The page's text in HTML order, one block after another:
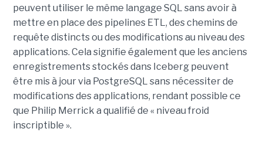
peuvent utiliser le même langage SQL sans avoir à
mettre en place des pipelines ETL, des chemins de
requête distincts ou des modifications au niveau des
applications. Cela signifie également que les anciens
enregistrements stockés dans Iceberg peuvent
être mis à jour via PostgreSQL sans nécessiter de
modifications des applications, rendant possible ce
que Philip Merrick a qualifié de « niveau froid
inscriptible ».